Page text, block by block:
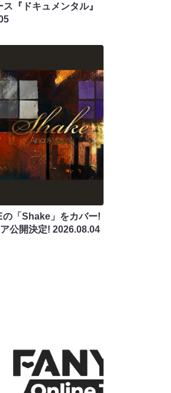
『ドキュメンタル』
「Shake」をカバー!
公開決定! 2026.08.04